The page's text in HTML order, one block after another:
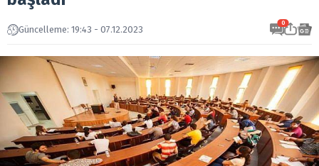
Güncelleme: 19:43 - 07.12.2023
0